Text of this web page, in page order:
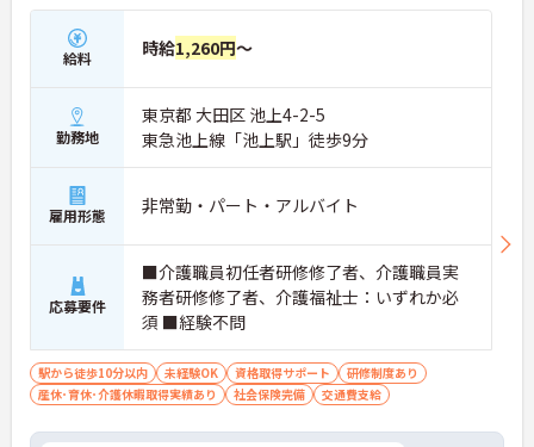
給料 時給1,260円～
勤務地
東京都 大田区 池上4-2-5
東急池上線「池上駅」徒歩9分
雇用形態 非常勤・パート・アルバイト
応募要件
■介護職員初任者研修修了者、介護職員実
務者研修修了者、介護福祉士：いずれか必
須 ■経験不問
駅から徒歩10分以内 未経験OK 資格取得サポート
研修制度あり
産休･育休･介護休暇取得実績あり
社会保険完備 交通費支給